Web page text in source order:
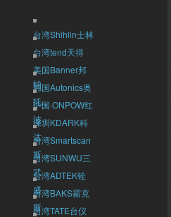
台湾Shihlin士林
台湾tend天得
美国Banner邦
纳
韩国Autonics奥
托...
中国·ONPOW红
波
深圳KDARK科
达
台湾Smartscan
斯...
台湾SUNWU三
武
台湾ADTEK铨
盛
台湾BAKS霸克
斯
台湾TATE台仪